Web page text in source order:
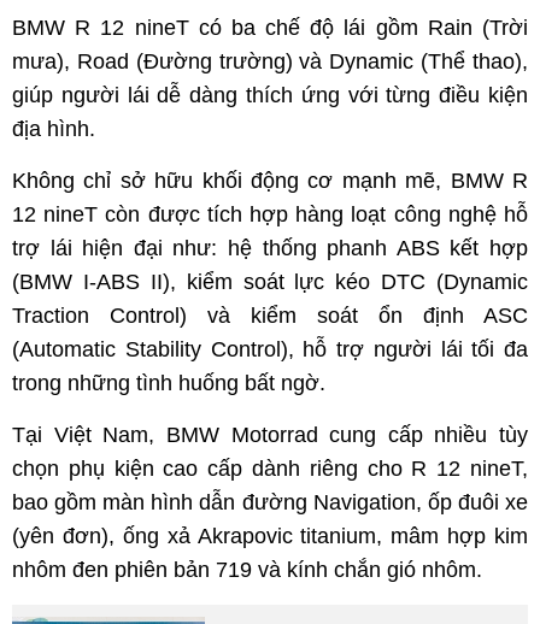
BMW R 12 nineT có ba chế độ lái gồm Rain (Trời
mưa), Road (Đường trường) và Dynamic (Thể thao),
giúp người lái dễ dàng thích ứng với từng điều kiện
địa hình.
Không chỉ sở hữu khối động cơ mạnh mẽ, BMW R
12 nineT còn được tích hợp hàng loạt công nghệ hỗ
trợ lái hiện đại như: hệ thống phanh ABS kết hợp
(BMW I-ABS II), kiểm soát lực kéo DTC (Dynamic
Traction Control) và kiểm soát ổn định ASC
(Automatic Stability Control), hỗ trợ người lái tối đa
trong những tình huống bất ngờ.
Tại Việt Nam, BMW Motorrad cung cấp nhiều tùy
chọn phụ kiện cao cấp dành riêng cho R 12 nineT,
bao gồm màn hình dẫn đường Navigation, ốp đuôi xe
(yên đơn), ống xả Akrapovic titanium, mâm hợp kim
nhôm đen phiên bản 719 và kính chắn gió nhôm.